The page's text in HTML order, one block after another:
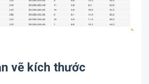
vẽ kích thước